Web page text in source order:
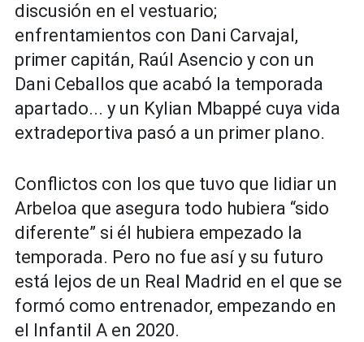
discusión en el vestuario;
enfrentamientos con Dani Carvajal,
primer capitán, Raúl Asencio y con un
Dani Ceballos que acabó la temporada
apartado... y un Kylian Mbappé cuya vida
extradeportiva pasó a un primer plano.
Conflictos con los que tuvo que lidiar un
Arbeloa que asegura todo hubiera “sido
diferente” si él hubiera empezado la
temporada. Pero no fue así y su futuro
está lejos de un Real Madrid en el que se
formó como entrenador, empezando en
el Infantil A en 2020.